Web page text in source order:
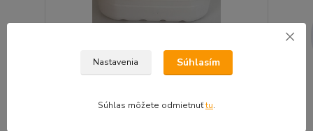
23,14 €Nastavenia Súhlasím
Súhlas môžete odmietnuťtu.